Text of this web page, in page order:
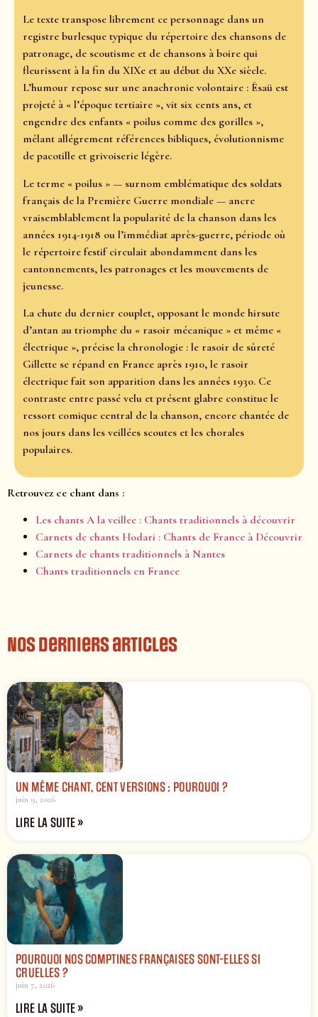
Le texte transpose librement ce personnage dans un
registre burlesque typique du répertoire des chansons de
patronage, de scoutisme et de chansons à boire qui
fleurissent à la fin du XIXe et au début du XXe siècle.
L’humour repose sur une anachronie volontaire : Ésaü est
projeté à « l’époque tertiaire », vit six cents ans, et
engendre des enfants « poilus comme des gorilles »,
mêlant allégrement références bibliques, évolutionnisme
de pacotille et grivoiserie légère.
Le terme « poilus » — surnom emblématique des soldats
français de la Première Guerre mondiale — ancre
vraisemblablement la popularité de la chanson dans les
années 1914-1918 ou l’immédiat après-guerre, période où
le répertoire festif circulait abondamment dans les
cantonnements, les patronages et les mouvements de
jeunesse.
La chute du dernier couplet, opposant le monde hirsute
d’antan au triomphe du « rasoir mécanique » et même «
électrique », précise la chronologie : le rasoir de sûreté
Gillette se répand en France après 1910, le rasoir
électrique fait son apparition dans les années 1930. Ce
contraste entre passé velu et présent glabre constitue le
ressort comique central de la chanson, encore chantée de
nos jours dans les veillées scoutes et les chorales
populaires.
Retrouvez ce chant dans :
Les chants A la veillee : Chants traditionnels à découvrir
Carnets de chants Hodari : Chants de France à Découvrir
Carnets de chants traditionnels à Nantes
Chants traditionnels en France
Nos derniers articles
UN MÊME CHANT, CENT VERSIONS : POURQUOI ?
juin 9, 2026
LIRE LA SUITE »
POURQUOI NOS COMPTINES FRANÇAISES SONT-ELLES SI
CRUELLES ?
juin 7, 2026
LIRE LA SUITE »